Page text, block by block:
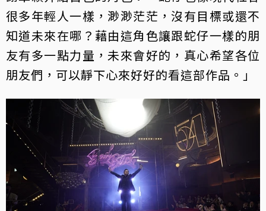
很多年輕人一樣，渺渺茫茫，沒有目標或還不
知道未來在哪？藉由這角色讓跟蛇仔一樣的朋
友有多一點力量，未來會好的，真心希望各位
朋友們，可以靜下心來好好的看這部作品。」